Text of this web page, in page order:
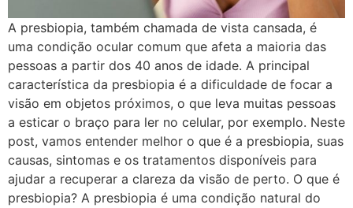
A presbiopia, também chamada de vista cansada, é
uma condição ocular comum que afeta a maioria das
pessoas a partir dos 40 anos de idade. A principal
característica da presbiopia é a dificuldade de focar a
visão em objetos próximos, o que leva muitas pessoas
a esticar o braço para ler no celular, por exemplo. Neste
post, vamos entender melhor o que é a presbiopia, suas
causas, sintomas e os tratamentos disponíveis para
ajudar a recuperar a clareza da visão de perto. O que é
presbiopia? A presbiopia é uma condição natural do